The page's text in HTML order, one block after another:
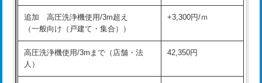
交換・取付（その他部品） 11,000円+材料費
持込商品取付（単水栓） 13,200円
持込商品取付（混合水栓）
追加 高圧洗浄機使用/3m超え
（一般向け（戸建て・集合））
+3,300円/ｍ
高圧洗浄機使用/3mまで（店舗・法
人）
42,350円